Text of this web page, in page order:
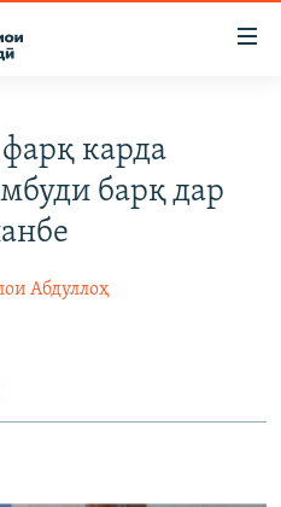
карда
барқ дар
Абдуллоҳ